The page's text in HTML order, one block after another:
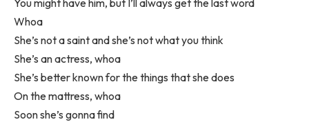
Whoa
She’s not a saint and she’s not what you think
She’s an actress, whoa
She’s better known for the things that she does
On the mattress, whoa
Soon she’s gonna find